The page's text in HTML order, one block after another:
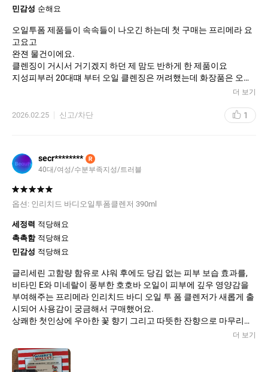
민감성 순해요
오일투폼 제품들이 속속들이 나오긴 하는데 첫 구매는 프리메라 요
고요고
완젼 물건이에요.
클렌징이 거시서 거기겠지 하던 제 맘도 반하게 한 제품이요
지성피부러 20대떄 부터 오일 클렌징은 꺼려했는데 화장품은 오일
지금 이건은 그 둘의 장점만 몰아둔! 효자템~ 재구매 의사있고
더 보기
2026.02.25 신고/차단 1
secr******** R
40대/여성/수분부족지성/트러블
옵션: 인리치드 바디오일투폼클렌저 390ml
세정력 적당해요
촉촉함 적당해요
민감성 적당해요
글리세린 고함량 함유로 샤워 후에도 당김 없는 피부 보습 효과를,
비타민 E와 미네랄이 풍부한 호호바 오일이 피부에 깊우 영양감을
부여해주는 프리메라 인리치드 바디 오일 투 폼 클렌저가 새롭게 출
시되어 사용감이 궁금해서 구매했어요.
상쾌한 첫인상에 우아한 꽃 향기 그리고 따뜻한 잔향으로 마무리되
더 보기